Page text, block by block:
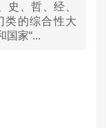
费
报名流程
史、哲、经、
类的综合性大
国家“...